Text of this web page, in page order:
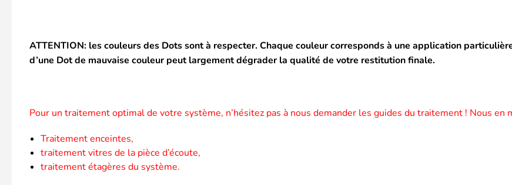
ATTENTION: les couleurs des Dots sont à respecter. Chaque couleur corresponds à une application
d’une Dot de mauvaise couleur peut largement dégrader la qualité de votre restitution finale.
Pour un traitement optimal de votre système, n’hésitez pas à nous demander les guides du traitement ! Nous en
Traitement enceintes,
traitement vitres de la pièce d’écoute,
traitement étagères du système.